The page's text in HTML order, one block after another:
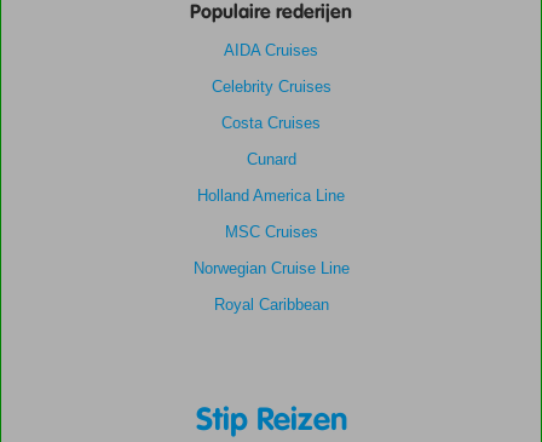
Populaire rederijen
AIDA Cruises
Celebrity Cruises
Costa Cruises
Cunard
Holland America Line
MSC Cruises
Norwegian Cruise Line
Royal Caribbean
Stip Reizen